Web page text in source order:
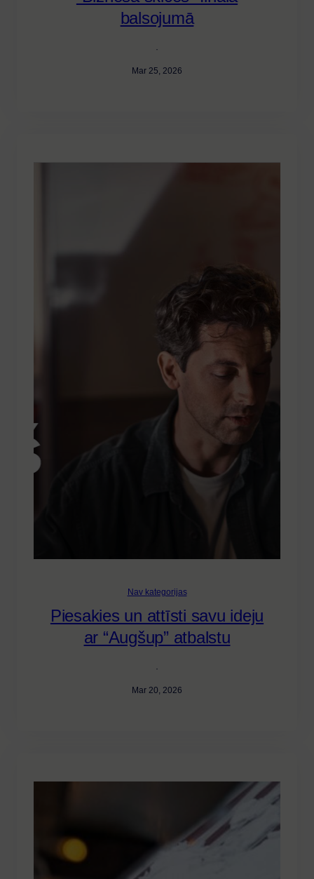
balsojumā
·
Mar 25, 2026
Nav kategorijas
Piesakies un attīsti savu ideju
ar “Augšup” atbalstu
·
Mar 20, 2026